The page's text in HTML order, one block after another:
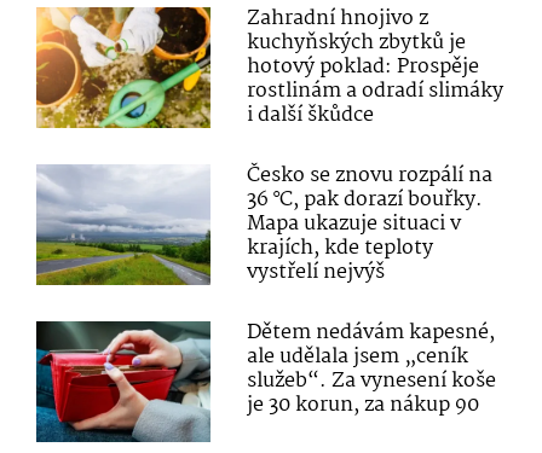
Zahradní hnojivo z
kuchyňských zbytků je
hotový poklad: Prospěje
rostlinám a odradí slimáky
i další škůdce
Česko se znovu rozpálí na
36 °C, pak dorazí bouřky.
Mapa ukazuje situaci v
krajích, kde teploty
vystřelí nejvýš
Dětem nedávám kapesné,
ale udělala jsem „ceník
služeb“. Za vynesení koše
je 30 korun, za nákup 90